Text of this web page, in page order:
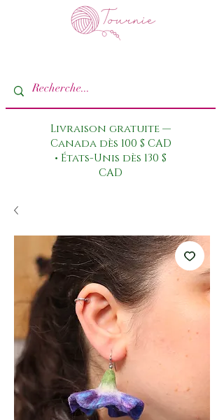
Livraison gratuite —
Canada dès 100 $ CAD
• États-Unis dès 130 $
CAD